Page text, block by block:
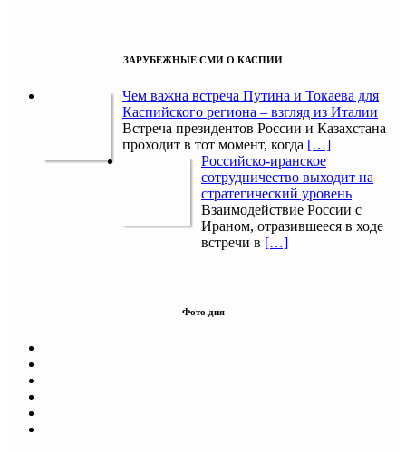
ЗАРУБЕЖНЫЕ СМИ О КАСПИИ
Чем важна встреча Путина и Токаева для
Каспийского региона – взгляд из Италии
Встреча президентов России и Казахстана
проходит в тот момент, когда […]
Российско-иранское
сотрудничество выходит на
стратегический уровень
Взаимодействие России с
Ираном, отразившееся в ходе
встречи в […]
Фото дня